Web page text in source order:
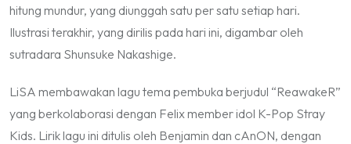
hitung mundur, yang diunggah satu per satu setiap hari.
Ilustrasi terakhir, yang dirilis pada hari ini, digambar oleh
sutradara Shunsuke Nakashige.
LiSA membawakan lagu tema pembuka berjudul “ReawakeR”
yang berkolaborasi dengan Felix member idol K-Pop Stray
Kids. Lirik lagu ini ditulis oleh Benjamin dan cAnON, dengan